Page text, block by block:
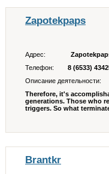
Zapotekpaps
Адрес:
Телефон:
8 (6533)
Описание деятельности:
Therefore, it's
generations. Those who
triggers. So what
Brantkr